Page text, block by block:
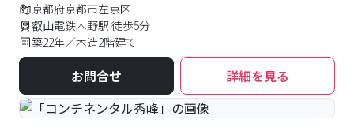
京都府京都市左京区
叡山電鉄木野駅 徒歩5分
築22年／木造2階建て
お問合せ 詳細を見る